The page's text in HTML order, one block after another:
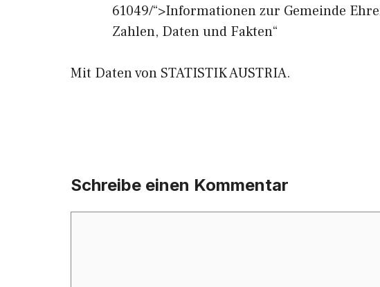
61049/“>Informationen zur Gemeinde
Zahlen, Daten und Fakten“
Mit Daten von STATISTIK AUSTRIA.
Schreibe einen Kommentar